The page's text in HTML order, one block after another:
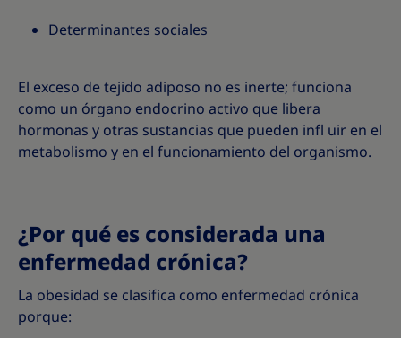
Determinantes sociales
El exceso de tejido adiposo no es inerte; funciona
como un órgano endocrino activo que libera
hormonas y otras sustancias que pueden infl uir en el
metabolismo y en el funcionamiento del organismo.
¿Por qué es considerada una
enfermedad crónica?
La obesidad se clasifica como enfermedad crónica
porque: